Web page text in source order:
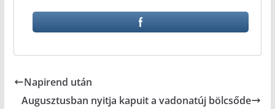
Napirend után
Augusztusban nyitja kapuit a vadonatúj bölcsőde